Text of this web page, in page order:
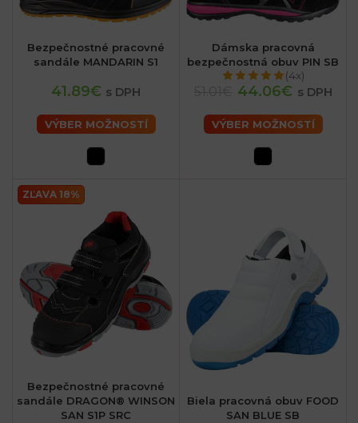
Bezpečnostné pracovné
sandále MANDARIN S1
41.89€ s DPH
VÝBER MOŽNOSTÍ
Dámska pracovná
bezpečnostná obuv PIN SB
(4x)
44.06€ s DPH
VÝBER MOŽNOSTÍ
ZĽAVA 18%
Bezpečnostné pracovné
sandále DRAGON® WINSON
SAN S1P SRC
Biela pracovná obuv FOOD
SAN BLUE SB